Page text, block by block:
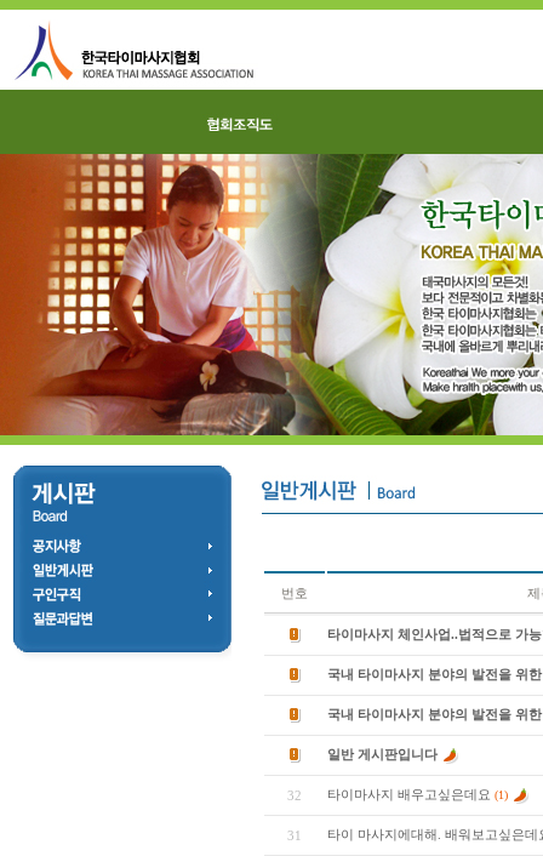
번호 제
타이마사지 체인사업..법적으로 가
국내 타이마사지 분야의 발전을 위
국내 타이마사지 분야의 발전을 위
일반 게시판입니다
32 타이마사지 배우고싶은데요 (1)
31 타이 마사지에대해. 배워보고싶은데